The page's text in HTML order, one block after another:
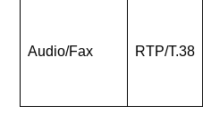
Audio/Fax RTP/T.38